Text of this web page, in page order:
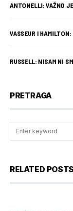
ANTONELLI: VAŽNO
VASSEUR I
RUSSELL: NISAM NI
PRETRAGA
RELATED POSTS